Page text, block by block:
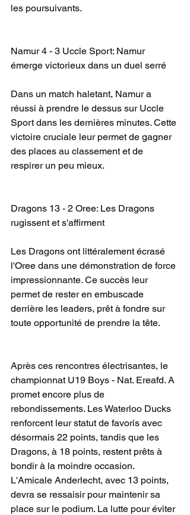
les poursuivants.
Namur 4 - 3 Uccle Sport: Namur
émerge victorieux dans un duel serré
Dans un match haletant, Namur a
réussi à prendre le dessus sur Uccle
Sport dans les dernières minutes. Cette
victoire cruciale leur permet de gagner
des places au classement et de
respirer un peu mieux.
Dragons 13 - 2 Oree: Les Dragons
rugissent et s'affirment
Les Dragons ont littéralement écrasé
l'Oree dans une démonstration de force
impressionnante. Ce succès leur
permet de rester en embuscade
derrière les leaders, prêt à fondre sur
toute opportunité de prendre la tête.
Après ces rencontres électrisantes, le
championnat U19 Boys - Nat. Ereafd. A
promet encore plus de
rebondissements. Les Waterloo Ducks
renforcent leur statut de favoris avec
désormais 22 points, tandis que les
Dragons, à 18 points, restent prêts à
bondir à la moindre occasion.
L'Amicale Anderlecht, avec 13 points,
devra se ressaisir pour maintenir sa
place sur le podium. La lutte pour éviter